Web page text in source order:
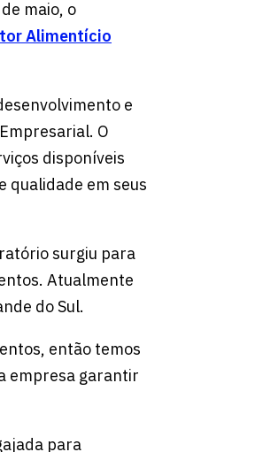
maio, o
Alimentício
e
O
disponíveis
qualidade em seus
surgiu para
Atualmente
do Sul.
então temos
empresa garantir
para